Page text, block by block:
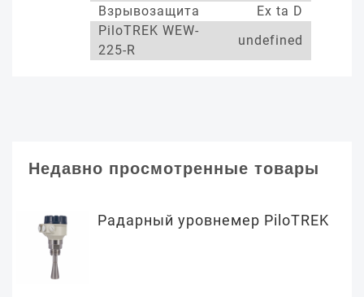
Взрывозащита
Ex ta D
PiloTREK WEW-
225-R
undefined
Недавно просмотренные товары
Радарный уровнемер PiloTREK